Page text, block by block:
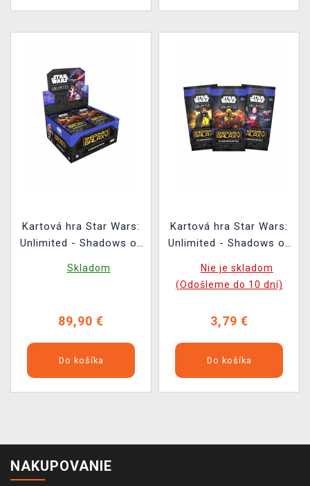
Kartová hra Star Wars:
Unlimited - Shadows of
(24 boosterů)
Skladom
89,90 €
Do košíka
Kartová hra Star Wars:
Unlimited - Shadows of
kariet)
Nie je skladom
(Odošleme do 10 dní)
3,79 €
Do košíka
NAKUPOVANIE